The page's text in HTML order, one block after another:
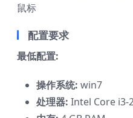
鼠标
配置要求
最低配置:
操作系统: win7
处理器: Intel Core i3-